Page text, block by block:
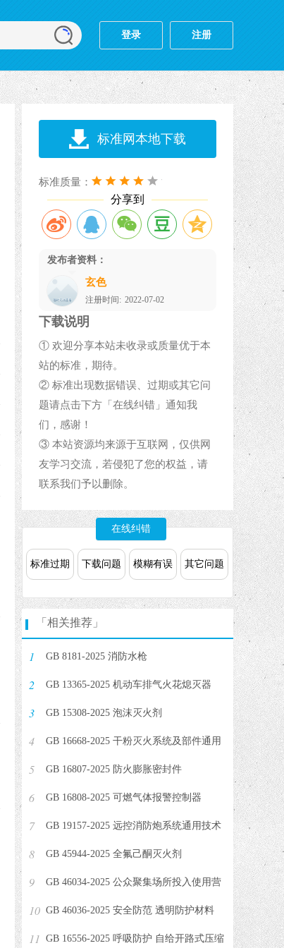
登录 注册
标准网本地下载
标准质量：
分享到
发布者资料：
玄色
注册时间: 2022-07-02
下载说明
① 欢迎分享本站未收录或质量优于本
站的标准，期待。
② 标准出现数据错误、过期或其它问
题请点击下方「在线纠错」通知我
们，感谢！
③ 本站资源均来源于互联网，仅供网
友学习交流，若侵犯了您的权益，请
联系我们予以删除。
在线纠错
标准过期 下载问题 模糊有误 其它问题
「相关推荐」
1 GB 8181-2025 消防水枪
2 GB 13365-2025 机动车排气火花熄灭器
3 GB 15308-2025 泡沫灭火剂
4 GB 16668-2025 干粉灭火系统及部件通用
技术条件
5 GB 16807-2025 防火膨胀密封件
6 GB 16808-2025 可燃气体报警控制器
7 GB 19157-2025 远控消防炮系统通用技术
条件
8 GB 45944-2025 全氟己酮灭火剂
9 GB 46034-2025 公众聚集场所投入使用营
业消防安全检查规则
10 GB 46036-2025 安全防范 透明防护材料
11 GB 16556-2025 呼吸防护 自给开路式压缩